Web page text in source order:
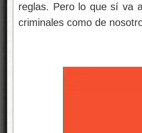
reglas. Pero lo que sí va
criminales como de